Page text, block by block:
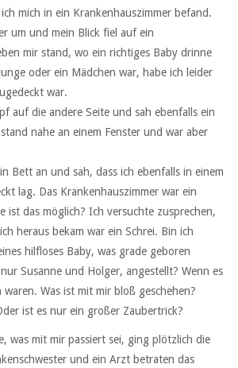
mich in ein Krankenhauszimmer befand.
um und mein Blick fiel auf ein
mir stand, wo ein richtiges Baby drinne
oder ein Mädchen war, habe ich leider
war.
auf die andere Seite und sah ebenfalls ein
nahe an einem Fenster und war aber
Bett an und sah, dass ich ebenfalls in einem
lag. Das Krankenhauszimmer war ein
ist das möglich? Ich versuchte zusprechen,
heraus bekam war ein Schrei. Bin ich
hilfloses Baby, was grade geboren
Susanne und Holger, angestellt? Wenn es
Was ist mit mir bloß geschehen?
ist es nur ein großer Zaubertrick?
was mit mir passiert sei, ging plötzlich die
und ein Arzt betraten das